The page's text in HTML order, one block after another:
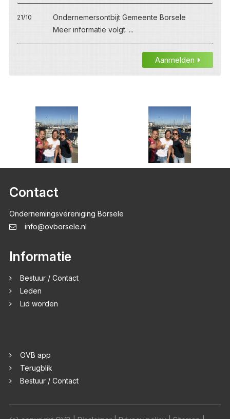
21/10
Ondernemersontbijt Gemeente Borsele
Meer informatie volgt. ...
Aanmelden
Contact
Ondernemingsvereniging Borsele
info@ovborsele.nl
Informatie
Bestuur / Contact
Leden
Lid worden
OVB app
Terugblik
Bestuur / Contact